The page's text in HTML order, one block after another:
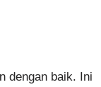
dengan baik. Ini